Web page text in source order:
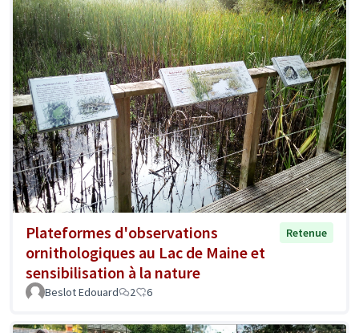
Plateformes d'observations
ornithologiques au Lac de Maine et
sensibilisation à la nature
Retenue
Beslot Edouard 2 6